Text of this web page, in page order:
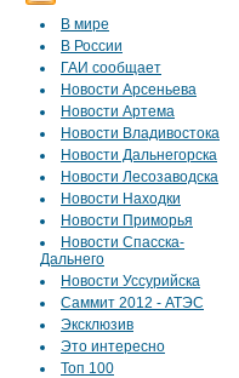
В мире
В России
ГАИ сообщает
Новости Арсеньева
Новости Артема
Новости Владивостока
Новости Дальнегорска
Новости Лесозаводска
Новости Находки
Новости Приморья
Новости Спасска-
Дальнего
Новости Уссурийска
Саммит 2012 - АТЭС
Эксклюзив
Это интересно
Топ 100